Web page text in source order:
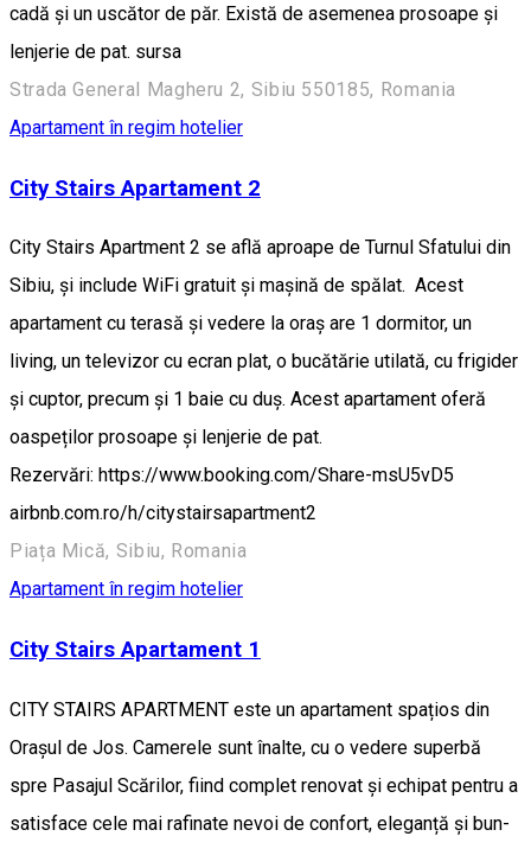
cadă și un uscător de păr. Există de asemenea prosoape și
lenjerie de pat. sursa
Strada General Magheru 2, Sibiu 550185, Romania
Apartament în regim hotelier
City Stairs Apartament 2
City Stairs Apartment 2 se află aproape de Turnul Sfatului din
Sibiu, și include WiFi gratuit și mașină de spălat. Acest
apartament cu terasă și vedere la oraș are 1 dormitor, un
living, un televizor cu ecran plat, o bucătărie utilată, cu frigider
și cuptor, precum și 1 baie cu duș. Acest apartament oferă
oaspeților prosoape și lenjerie de pat.
Rezervări: https://www.booking.com/Share-msU5vD5
airbnb.com.ro/h/citystairsapartment2
Piața Mică, Sibiu, Romania
Apartament în regim hotelier
City Stairs Apartament 1
CITY STAIRS APARTMENT este un apartament spațios din
Orașul de Jos. Camerele sunt înalte, cu o vedere superbă
spre Pasajul Scărilor, fiind complet renovat și echipat pentru a
satisface cele mai rafinate nevoi de confort, eleganță și bun-